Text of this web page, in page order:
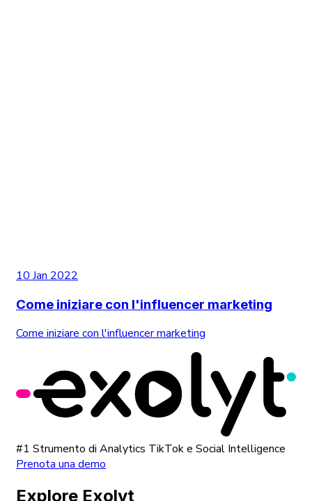
10 Jan 2022
Come iniziare con l'influencer marketing
Come iniziare con l'influencer marketing
#1 Strumento di Analytics TikTok e Social Intelligence
Prenota una demo
Explore Exolyt